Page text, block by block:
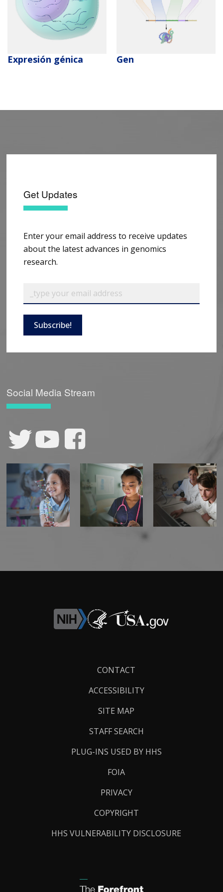
Expresión génica Gen
Get Updates
Enter your email address to receive updates
about the latest advances in genomics
research.
Subscribe!
Social Media Stream
CONTACT
ACCESSIBILITY
SITE MAP
STAFF SEARCH
PLUG-INS USED BY HHS
FOIA
PRIVACY
COPYRIGHT
HHS VULNERABILITY DISCLOSURE